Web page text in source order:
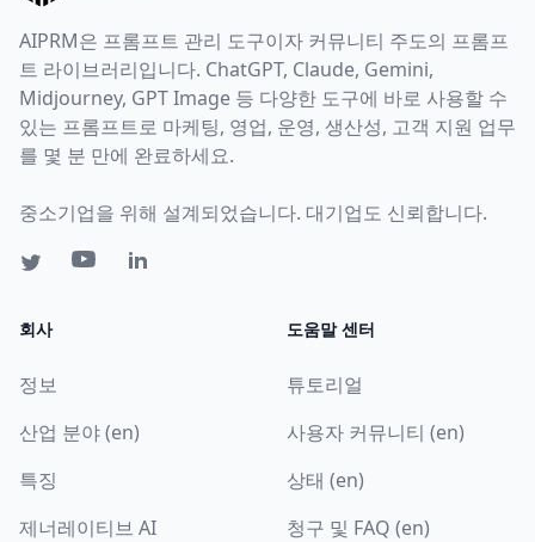
AIPRM은 프롬프트 관리 도구이자 커뮤니티 주도의 프롬프
트 라이브러리입니다. ChatGPT, Claude, Gemini,
Midjourney, GPT Image 등 다양한 도구에 바로 사용할 수
있는 프롬프트로 마케팅, 영업, 운영, 생산성, 고객 지원 업무
를 몇 분 만에 완료하세요.
중소기업을 위해 설계되었습니다. 대기업도 신뢰합니다.
회사
정보
산업 분야 (en)
특징
제너레이티브 AI
도움말 센터
튜토리얼
사용자 커뮤니티 (en)
상태 (en)
청구 및 FAQ (en)